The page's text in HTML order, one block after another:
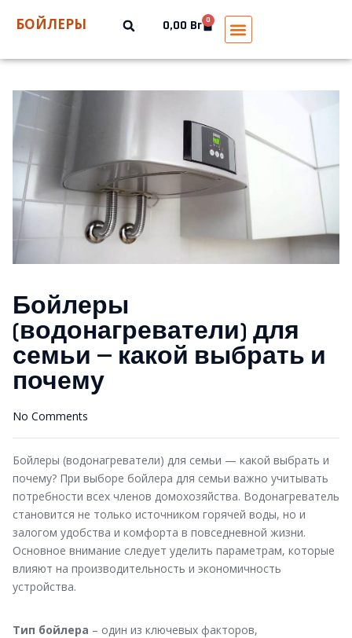
БОЙЛЕРЫ 0,00 Br 0
Бойлеры
(водонагреватели) для
семьи — какой выбрать и
почему
No Comments
Бойлеры (водонагреватели) для семьи — какой выбрать и
почему? При выборе бойлера для семьи важно учитывать
потребности всех членов домохозяйства. Водонагреватель
становится не только источником горячей воды, но и
залогом удобства и комфорта в повседневной жизни.
Основное внимание следует уделить параметрам, которые
влияют на производительность и экономичность
устройства.
Тип бойлера – один из ключевых факторов,